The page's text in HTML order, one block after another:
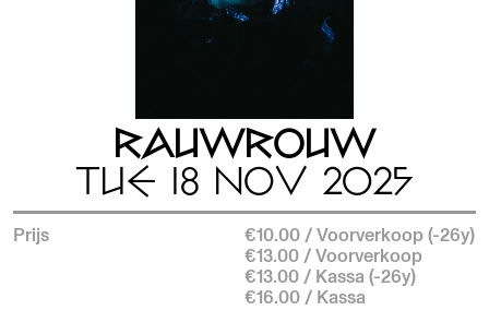
RAUWROUW
TUE 18 NOV 2025
Prijs
€10.00 / Voorverkoop (-26y)
€13.00 / Voorverkoop
€13.00 / Kassa (-26y)
€16.00 / Kassa